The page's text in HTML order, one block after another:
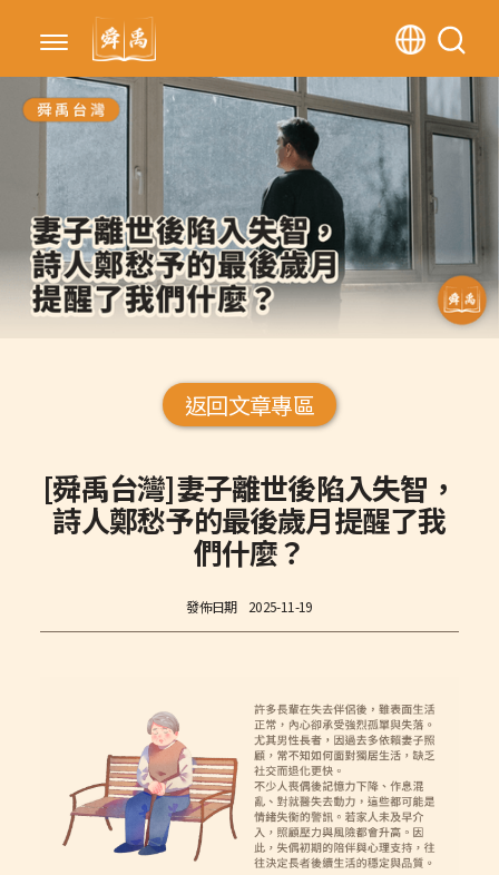
返回文章專區
[舜禹台灣]妻子離世後陷入失智，
詩人鄭愁予的最後歲月提醒了我
們什麼？
發佈日期 2025-11-19